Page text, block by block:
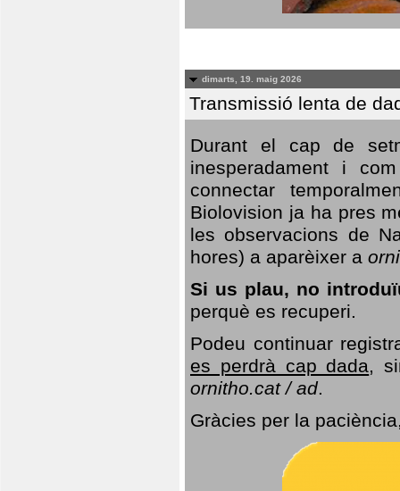
dimarts, 19. maig 2026
Transmissió lenta de
Durant el cap de
inesperadament i
connectar
Biolovision ja ha pres
les observacions de
hores) a aparèixer a
Si us plau, no
perquè es recuperi.
Podeu continuar
es perdrà cap dada,
ornitho.cat / ad.
Gràcies per la